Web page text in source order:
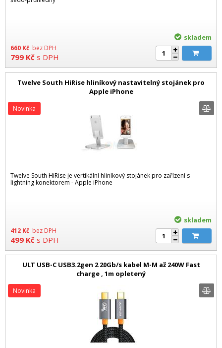
skladem
660 Kč bez DPH
799 Kč s DPH
Twelve South HiRise hliníkový nastavitelný stojánek pro
Apple iPhone
Twelve South HiRise je vertikální hliníkový stojánek pro zařízení s
lightning konektorem - Apple iPhone
Novinka
skladem
412 Kč bez DPH
499 Kč s DPH
ULT USB-C USB3.2gen 2 20Gb/s kabel M-M až 240W Fast
charge , 1m opletený
Novinka